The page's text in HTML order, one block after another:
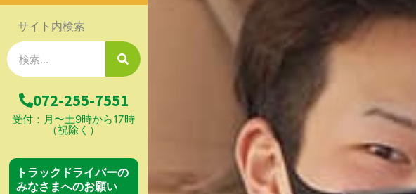
サイト内検索
検
索
072-255-7551
受付：月〜土9時から17時
（祝除く）
トラックドライバーの
みなさまへのお願い